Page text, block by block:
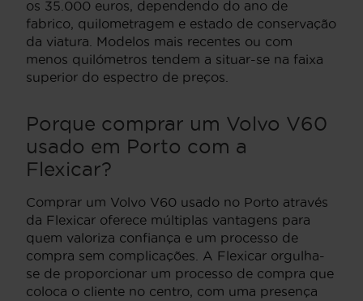
os 35.000 euros, dependendo do ano de
fabrico, quilometragem e estado de conservação
da viatura. Modelos mais recentes ou com
menos quilómetros tendem a situar-se na faixa
superior do espectro de preços.
Porque comprar um Volvo V60
usado em Porto com a
Flexicar?
Comprar um Volvo V60 usado no Porto através
da Flexicar oferece múltiplas vantagens para
quem valoriza confiança e um processo de
compra sem complicações. A Flexicar orgulha-
se de proporcionar um processo de compra que
coloca o cliente no centro, com uma presença